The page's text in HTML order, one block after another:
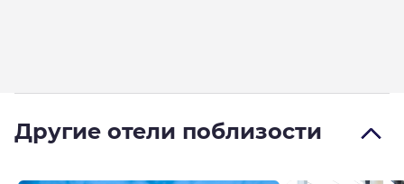
Другие отели поблизости